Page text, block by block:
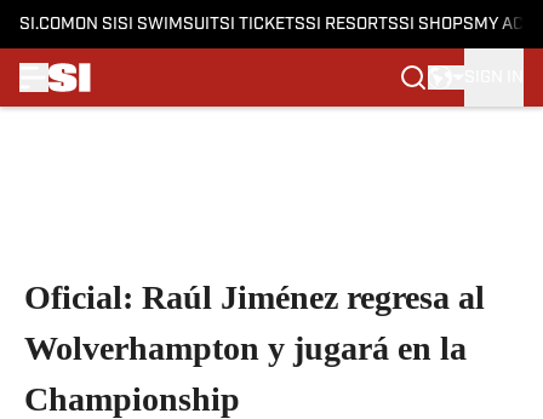
SI.COM ON SI SI SWIMSUITSI TICKETSSI RESORTSSI SHOPS MY
Oficial: Raúl Jiménez regresa al
Wolverhampton y jugará en la
Championship